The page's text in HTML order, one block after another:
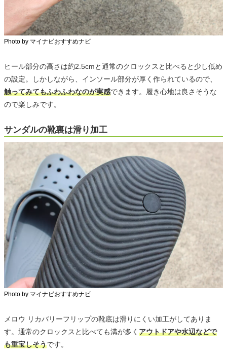
Photo by マイナビおすすめナビ
ヒール部分の高さは約2.5cmと通常のクロックスと比べると少し低め
の設定。しかしながら、インソール部分が厚く作られているので、
触ってみてもふわふわなのが実感できます。履き心地は良さそうな
ので楽しみです。
サンダルの靴裏は滑り加工
Photo by マイナビおすすめナビ
メロウ リカバリーフリップの靴底は滑りにくい加工がしてありま
す。通常のクロックスと比べても溝が多く アウトドアや水辺などで
も重宝しそうです。